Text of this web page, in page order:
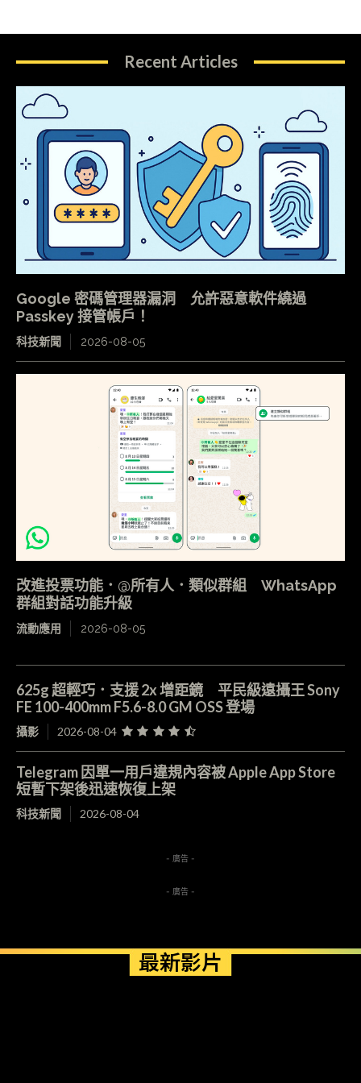
Recent Articles
Google 密碼管理器漏洞 允許惡意軟件繞過
Passkey 接管帳戶！
科技新聞 2026-08-05
改進投票功能．@所有人．類似群組 WhatsApp
群組對話功能升級
流動應用 2026-08-05
625g 超輕巧．支援 2x 增距鏡 平民級遠攝王 Sony
FE 100-400mm F5.6-8.0 GM OSS 登場
攝影 2026-08-04
Telegram 因單一用戶違規內容被 Apple App Store
短暫下架後迅速恢復上架
科技新聞 2026-08-04
- 廣告 -
- 廣告 -
最新影片